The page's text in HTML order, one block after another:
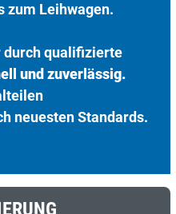
zum Leihwagen.
durch qualifizierte
und zuverlässig.
neuesten Standards.